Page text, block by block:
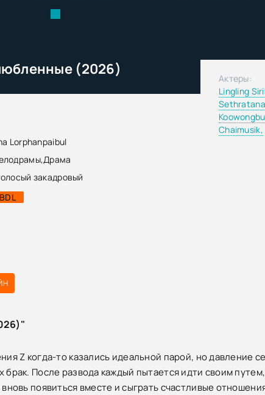
(2026)
Lorphanpaibul
,Драма
закадровый
Актеры:
Lingling
Chaimusik,
Z когда-то казались идеальной парой, но давление
После развода каждый пытается идти своим
появиться вместе и сыграть счастливые